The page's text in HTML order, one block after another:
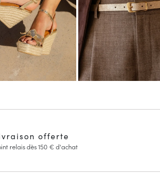
offerte
relais dès 150 € d'achat